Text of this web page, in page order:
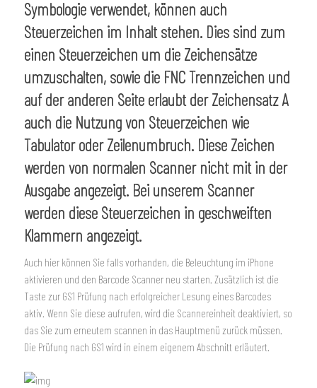
Symbologie verwendet, können auch
Steuerzeichen im Inhalt stehen. Dies sind zum
einen Steuerzeichen um die Zeichensätze
umzuschalten, sowie die FNC Trennzeichen und
auf der anderen Seite erlaubt der Zeichensatz A
auch die Nutzung von Steuerzeichen wie
Tabulator oder Zeilenumbruch. Diese Zeichen
werden von normalen Scanner nicht mit in der
Ausgabe angezeigt. Bei unserem Scanner
werden diese Steuerzeichen in geschweiften
Klammern angezeigt.
Auch hier können Sie falls vorhanden, die Beleuchtung im iPhone
aktivieren und den Barcode Scanner neu starten. Zusätzlich ist die
Taste zur GS1 Prüfung nach erfolgreicher Lesung eines Barcodes
aktiv. Wenn Sie diese aufrufen, wird die Scannereinheit deaktiviert, so
das Sie zum erneutem scannen in das Hauptmenü zurück müssen.
Die Prüfung nach GS1 wird in einem eigenem Abschnitt erläutert.